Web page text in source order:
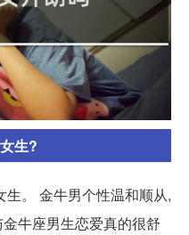
生?
。 金牛男个性温和顺从,
牛座男生恋爱真的很舒